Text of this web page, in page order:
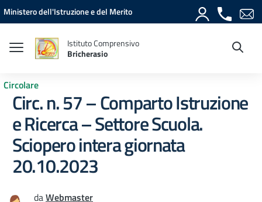
Vai ai contenuti
Vai al menu di navigazione
Vai al footer
Ministero dell'Istruzione e del Merito
Istituto Comprensivo
Bricherasio
Circolare
Circ. n. 57 – Comparto Istruzione
e Ricerca – Settore Scuola.
Sciopero intera giornata
20.10.2023
daWebmaster